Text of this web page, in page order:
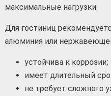
максимальные нагрузки.
Для гостиниц
алюминия или
устойчива к коррозии;
имеет длительный
не требует сложного